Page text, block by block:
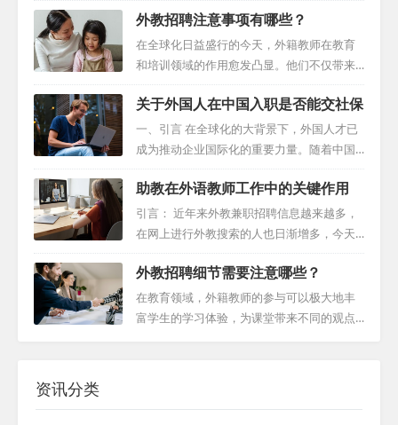
利。 一、释放机会：招聘外国人的条件 企业
招聘外国人，首先需要满足一系列的条件。
这些条件包括：职位必须满足特殊的技能需
国家的法律法规等。同时，外国候选人必须
满足一些基本条件，如年龄（年满18岁）、
健康状况、专业...
本文将为您揭示招聘外籍教师的核心要素，
帮助您顺利完成这一任务。 一、明确外教的
需求与期望 首先，我们需要清楚地了解外籍
教师对于工作的期望和需求。这包括但不限
于薪资待遇、工作环境、教学条件、学校文
化等方面。通过深入了解他们的主要动机，
我们可以更好地定制招聘策略，以满足他们
我们还需关注外教对于工作地点的偏好。个
人关系、先前的工作经历以及特定的生活环
境等因素都...
外教招聘注意事项有哪些？
在全球化日益盛行的今天，外籍教师在教育
和培训领域的作用愈发凸显。他们不仅带来
了多元化的教学视角，还通过自身的语言能
力和跨文化经验，为学生提供了宝贵的全球
视野。然而，招聘外籍教师并非易事，这既
涉及到寻找合适的候选人，也涉及到确保他
们的教学质量和可靠性。为此，我们提供以
下外教招聘注意事项，帮助教育机构有效吸
引并选拔优秀的外籍教师。 一、利用专业中
介机构 寻找可靠的外籍教师，一个高效的方
有广泛的国际教师资源，能够根据教育机构
的具体需求，提供合适的候选人。虽然中介
机构的服务可能...
关于外国人在中国入职是否能交社保
一、引言 在全球化的大背景下，外国人才已
成为推动企业国际化的重要力量。随着中国
经济的快速发展和对外开放程度的提高，外
国人在中国入职的人数越来越多，也有越来
越多的企业招聘外国人，然而，外国人才在
中国的社会保障问题也日益凸显，成为企业
和个人关注的焦点。本指南旨在为雇主提供
关于外国人社保的全面指导，以确保合规并
维护员工福利。 二、外国人才在中国面临的
社会保障问题 外国人在中国入职面临的社会
助教在外语教师工作中的关键作用
引言： 近年来外教兼职招聘信息越来越多，
在网上进行外教搜索的人也日渐增多，今天
我们就来深入探讨外教助教在外语教师工作
中的关键作用。助教不仅在课堂教学过程中
提供必要的支持，而且在提高外国英语教师
的教学效果和学生学习质量方面起着至关重
外教招聘细节需要注意哪些？
在教育领域，外籍教师的参与可以极大地丰
富学生的学习体验，为课堂带来不同的观点
资讯分类